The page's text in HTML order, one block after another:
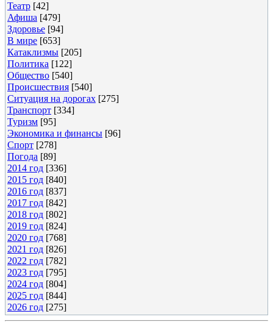
Театр [42]
Афиша [479]
Здоровье [94]
В мире [653]
Катаклизмы [205]
Политика [122]
Общество [540]
Происшествия [540]
Ситуация на дорогах [275]
Транспорт [334]
Туризм [95]
Экономика и финансы [96]
Спорт [278]
Погода [89]
2014 год [336]
2015 год [840]
2016 год [837]
2017 год [842]
2018 год [802]
2019 год [824]
2020 год [768]
2021 год [826]
2022 год [782]
2023 год [795]
2024 год [804]
2025 год [844]
2026 год [275]